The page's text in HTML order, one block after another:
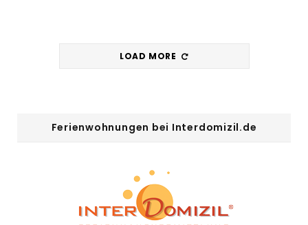
LOAD MORE
Ferienwohnungen bei Interdomizil.de